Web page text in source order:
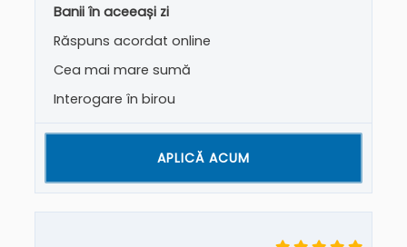
Banii în aceeași zi
Răspuns acordat online
Cea mai mare sumă
Interogare în birou
APLICĂ ACUM